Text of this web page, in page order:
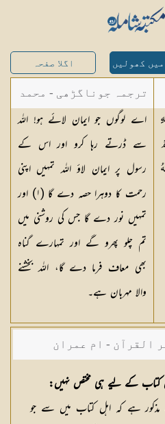
کھولیں اگلا صفحہ
ترجمہ جوناگڑھی - محمد
جونا گڑھی
اے لوگوں جو ایمان لائے ہو! اللہ
سے ڈرتے رہا کرو اور اس کے
رسول پر ایمان لاؤ اللہ تمہیں اپنی
رحمت کا دوہرا حصہ دے گا (١) اور
تمہیں نور دے گا جس کی روشنی میں
تم چلو پھرو گے اور تمہارے گناہ
بھی معاف فرما دے گا، اللہ بخشنے
والا مہربان ہے۔
القرآن - ام عمران
کتاب کے لیے ہی مختص نہیں:
ہے کہ اہل کتاب میں سے جو